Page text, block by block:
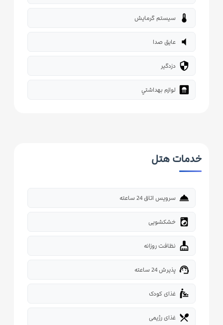
thermostat سیستم گرمایش
volume_mute عایق صدا
security دزدگیر
bathroom لوازم بهداشتي
خدمات هتل
room_service سرویس اتاق 24 ساعته
local_laundry_service خشکشویی
cleaning_services نظافت روزانه
support_agent پذیرش 24 ساعته
baby_changing_station غذای کودک
restaurant_menu غذای رژیمی